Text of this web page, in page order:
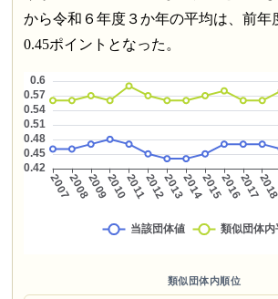
から令和６年度３か年の平均は、前年
0.45ポイントとなった。
類似団体内順位